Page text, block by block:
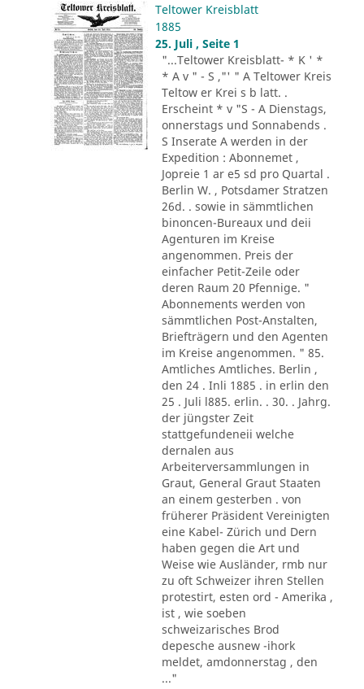
Teltower Kreisblatt
1885
25. Juli , Seite 1
"...Teltower Kreisblatt- * K ' *
* A v " - S ,"' " A Teltower Kreis
Teltow er Krei s b latt. .
Erscheint * v "S - A Dienstags,
onnerstags und Sonnabends .
S Inserate A werden in der
Expedition : Abonnemet ,
Jopreie 1 ar e5 sd pro Quartal .
Berlin W. , Potsdamer Stratzen
26d. . sowie in sämmtlichen
binoncen-Bureaux und deii
Agenturen im Kreise
angenommen. Preis der
einfacher Petit-Zeile oder
deren Raum 20 Pfennige. "
Abonnements werden von
sämmtlichen Post-Anstalten,
Briefträgern und den Agenten
im Kreise angenommen. " 85.
Amtliches Amtliches. Berlin ,
den 24 . Inli 1885 . in erlin den
25 . Juli l885. erlin. . 30. . Jahrg.
der jüngster Zeit
stattgefundeneii welche
dernalen aus
Arbeiterversammlungen in
Graut, General Graut Staaten
an einem gesterben . von
früherer Präsident Vereinigten
eine Kabel- Zürich und Dern
haben gegen die Art und
Weise wie Ausländer, rmb nur
zu oft Schweizer ihren Stellen
protestirt, esten ord - Amerika ,
ist , wie soeben
schweizarisches Brod
depesche ausnew -ihork
meldet, amdonnerstag , den
..."